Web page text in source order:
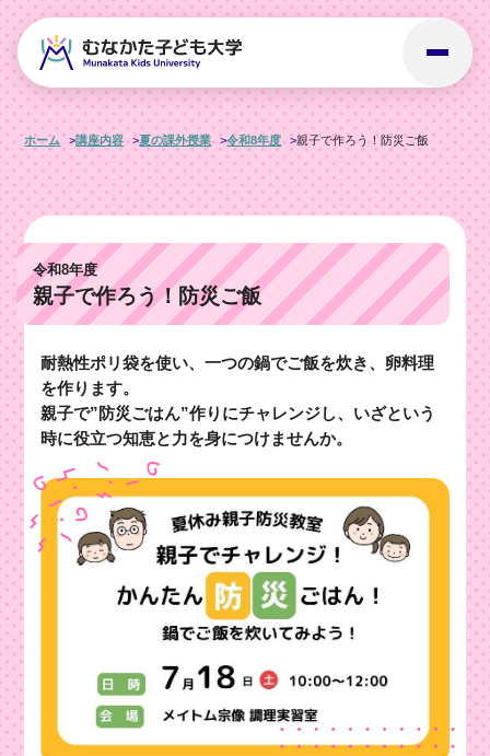
ホーム 講座内容 夏の課外授業 令和8年度 親子で作ろう！防災ご飯
令和8年度
親子で作ろう！防災ご飯
耐熱性ポリ袋を使い、一つの鍋でご飯を炊き、卵料理
を作ります。
親子で”防災ごはん”作りにチャレンジし、いざという
時に役立つ知恵と力を身につけませんか。